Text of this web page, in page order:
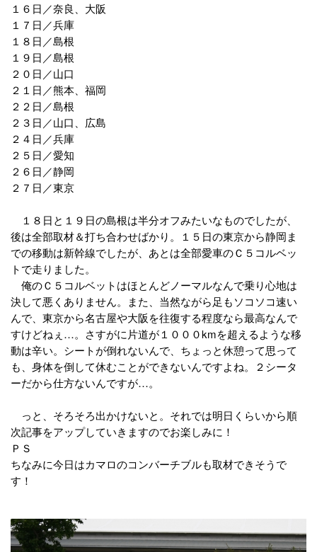
１６日／奈良、大阪
１７日／兵庫
１８日／島根
１９日／島根
２０日／山口
２１日／熊本、福岡
２２日／島根
２３日／山口、広島
２４日／兵庫
２５日／愛知
２６日／静岡
２７日／東京
１８日と１９日の島根は半分オフみたいなものでしたが、
後は全部取材＆打ち合わせばかり。１５日の東京から静岡ま
での移動は新幹線でしたが、あとは全部愛車のＣ５コルベッ
トで走りました。
俺のＣ５コルベットはほとんどノーマルなんで乗り心地は
決して悪くありません。また、当然ながら足もソコソコ速い
んで、東京から名古屋や大阪を往復する程度なら最高なんで
すけどねぇ…。さすがに片道が１０００kmを超えるような移
動は辛い。シートが倒れないんで、ちょっと休憩って思って
も、身体を倒して休むことができないんですよね。２シータ
ーだから仕方ないんですが…。
っと、そろそろ出かけないと。それでは明日くらいから順
次記事をアップしていきますのでお楽しみに！
ＰＳ
ちなみに今日はカマロのコンバーチブルも取材できそうで
す！